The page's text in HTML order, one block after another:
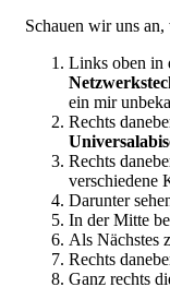
Schauen wir uns
Links oben in
ein mir
Rechts
Rechts
verschiedene
Darunter
In der Mitte
Als Nächstes
Rechts
Ganz rechts